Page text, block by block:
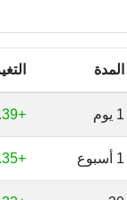
المدة
1 يوم +12.39
1 أسبوع +169.35